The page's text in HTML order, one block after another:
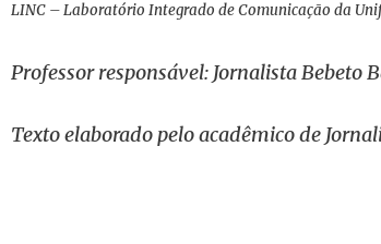
LINC – Laboratório Integrado de Comunicação da
Professor responsável: Jornalista Bebeto
Texto elaborado pelo acadêmico de